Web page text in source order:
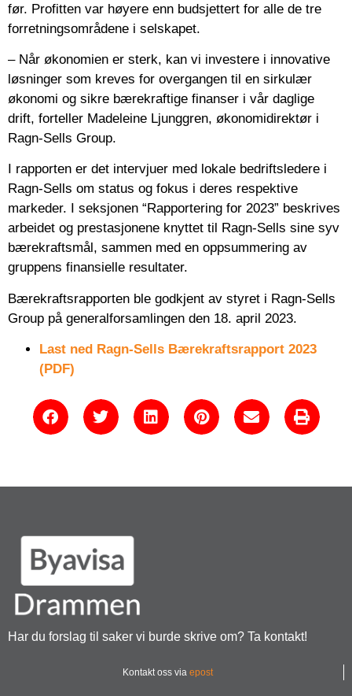
før. Profitten var høyere enn budsjettert for alle de tre
forretningsområdene i selskapet.
– Når økonomien er sterk, kan vi investere i innovative
løsninger som kreves for overgangen til en sirkulær
økonomi og sikre bærekraftige finanser i vår daglige
drift, forteller Madeleine Ljunggren, økonomidirektør i
Ragn-Sells Group.
I rapporten er det intervjuer med lokale bedriftsledere i
Ragn-Sells om status og fokus i deres respektive
markeder. I seksjonen “Rapportering for 2023” beskrives
arbeidet og prestasjonene knyttet til Ragn-Sells sine syv
bærekraftsmål, sammen med en oppsummering av
gruppens finansielle resultater.
Bærekraftsrapporten ble godkjent av styret i Ragn-Sells
Group på generalforsamlingen den 18. april 2023.
Last ned Ragn-Sells Bærekraftsrapport 2023
(PDF)
Har du forslag til saker vi burde skrive om? Ta kontakt!
Kontakt oss via epost